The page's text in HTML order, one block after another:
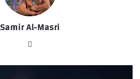
Samir Al-Masri
الوي